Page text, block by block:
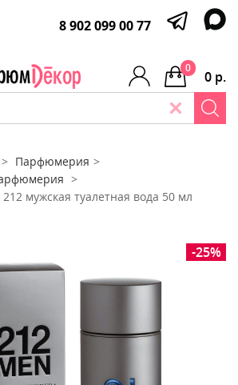
8 902 099 00 77
0 р.
0
Парфюмерия
212 мужская туалетная вода 50 мл
-25%